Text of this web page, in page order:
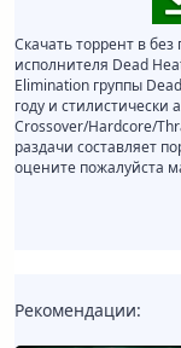
Скачать торрент в
исполнителя Dead
Elimination группы
году и стилистически
Crossover/Hardcore/
раздачи составляет
оцените пожалуйста
Рекомендации: